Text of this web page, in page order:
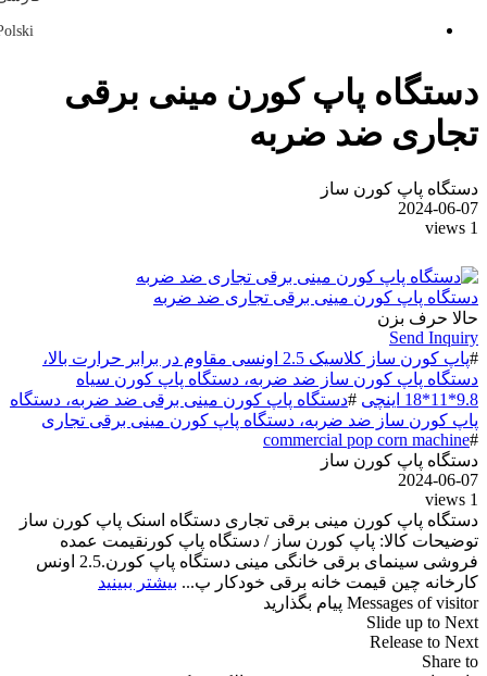
Polski
دستگاه پاپ کورن مینی برقی
تجاری ضد ضربه
دستگاه پاپ کورن ساز
2024-06-07
1 views
دستگاه پاپ کورن مینی برقی تجاری ضد ضربه
حالا حرف بزن
Send Inquiry
#
پاپ کورن ساز کلاسیک 2.5 اونسی مقاوم در برابر حرارت بالا،
دستگاه پاپ کورن ساز ضد ضربه، دستگاه پاپ کورن سیاه
9.8*11*18 اینچی
#دستگاه پاپ کورن مینی برقی ضد ضربه، دستگاه
پاپ کورن ساز ضد ضربه، دستگاه پاپ کورن مینی برقی تجاری
#
commercial pop corn machine
دستگاه پاپ کورن ساز
2024-06-07
1 views
دستگاه پاپ کورن مینی برقی تجاری دستگاه اسنک پاپ کورن ساز
توضیحات کالا: پاپ کورن ساز / دستگاه پاپ کورنقیمت عمده
فروشی سینمای برقی خانگی مینی دستگاه پاپ کورن.2.5 اونس
کارخانه چین قیمت خانه برقی خودکار پ... بیشتر ببینید
Messages of visitor پیام بگذارید
Slide up to Next
Release to Next
Share to